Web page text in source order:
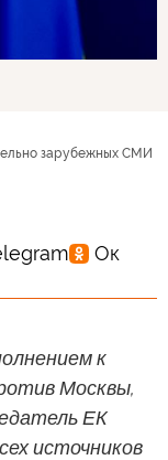
зарубежных СМИ
к
Москвы,
ЕК
источников